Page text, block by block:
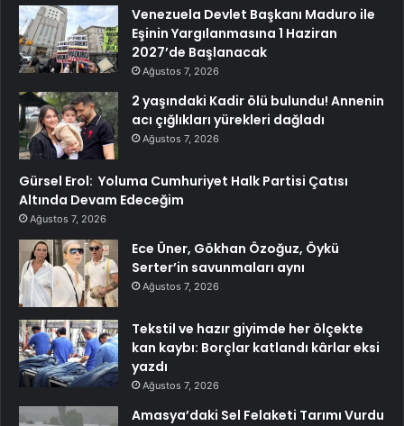
Venezuela Devlet Başkanı Maduro ile
Eşinin Yargılanmasına 1 Haziran
2027’de Başlanacak
Ağustos 7, 2026
2 yaşındaki Kadir ölü bulundu! Annenin
acı çığlıkları yürekleri dağladı
Ağustos 7, 2026
Gürsel Erol: Yoluma Cumhuriyet Halk Partisi Çatısı
Altında Devam Edeceğim
Ağustos 7, 2026
Ece Üner, Gökhan Özoğuz, Öykü
Serter’in savunmaları aynı
Ağustos 7, 2026
Tekstil ve hazır giyimde her ölçekte
kan kaybı: Borçlar katlandı kârlar eksi
yazdı
Ağustos 7, 2026
Amasya’daki Sel Felaketi Tarımı Vurdu